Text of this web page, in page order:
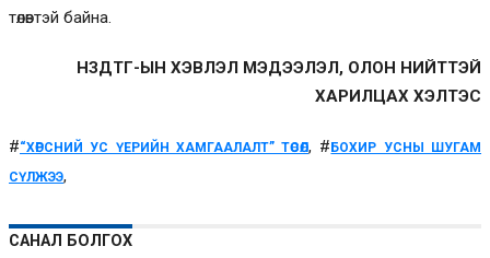
төлөвтэй байна.
НЗДТГ-ЫН ХЭВЛЭЛ МЭДЭЭЛЭЛ, ОЛОН НИЙТТЭЙ
ХАРИЛЦАХ ХЭЛТЭС
#“ХӨРСНИЙ УС ҮЕРИЙН ХАМГААЛАЛТ” ТӨСӨЛ, # БОХИР УСНЫ ШУГАМ
СҮЛЖЭЭ,
САНАЛ БОЛГОХ